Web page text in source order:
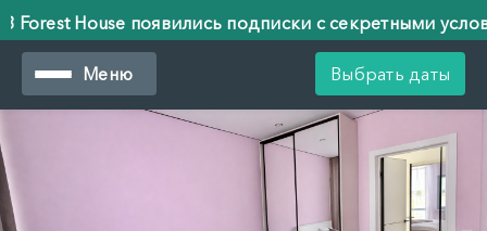
появились подписки с секретными условиями!
появились подписки с секретными условиями!
Выбрать даты
Меню